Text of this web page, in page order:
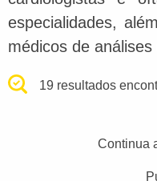
especialidades,
médicos de análises
19 resultados
Continua